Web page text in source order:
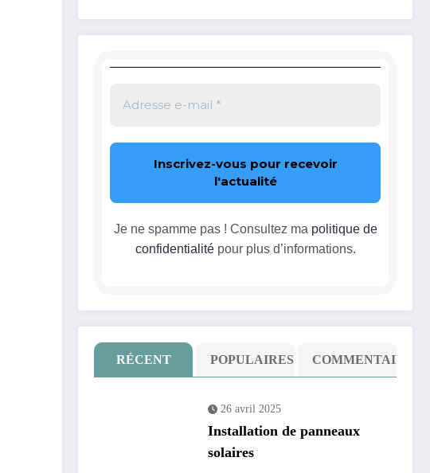
Je ne spamme pas ! Consultez ma politique de
confidentialitépour plus d’informations.
RÉCENT POPULAIRES COMMENTAIRE
26 avril 2025
Installation de panneaux
solaires